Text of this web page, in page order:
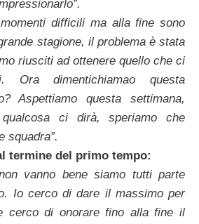
momenti difficili ma alla fine sono
stagione, il problema è stata
riusciti ad ottenere quello che ci
Ora dimentichiamao questa
Aspettiamo questa settimana,
ci dirà, speriamo che
squadra”.
termine del primo tempo:
vanno bene siamo tutti parte
Io cerco di dare il massimo per
cerco di onorare fino alla fine il